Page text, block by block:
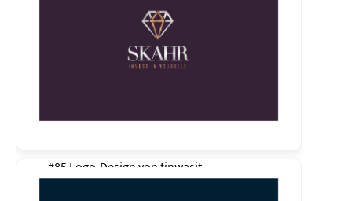
#85 Logo-Design von finwasit